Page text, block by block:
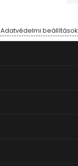
Adatvédelmi beállítások